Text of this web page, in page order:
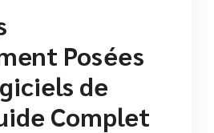
Posées
de
Complet